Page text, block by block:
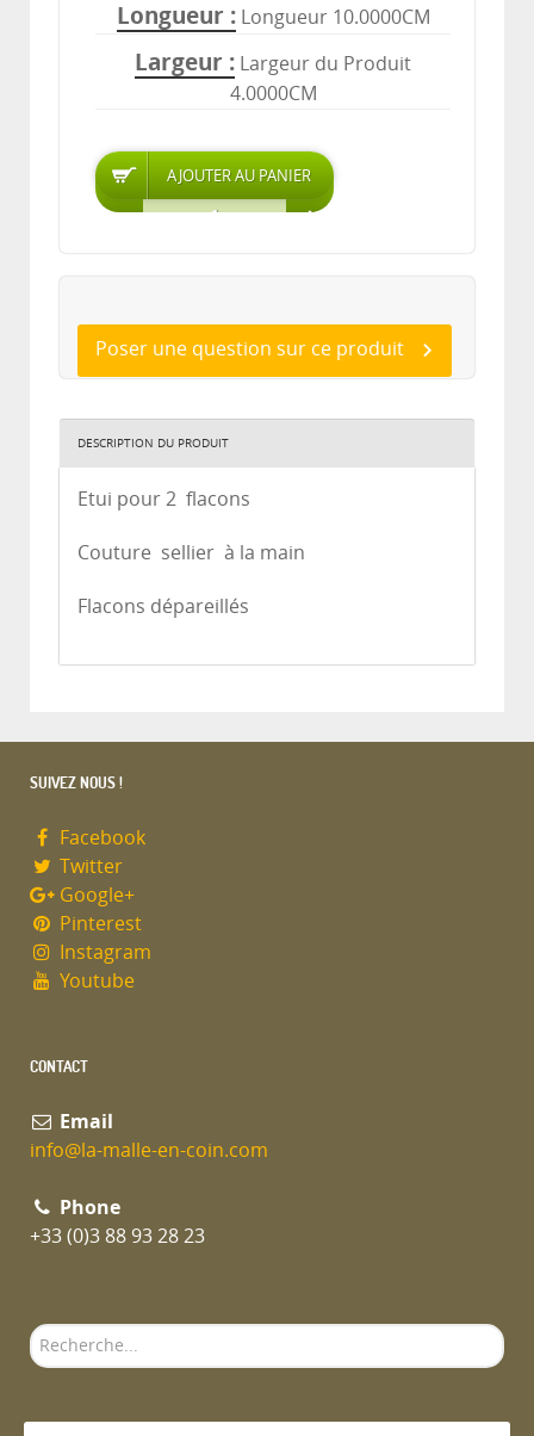
Longueur Longueur 10.0000CM
Largeur
Largeur du Produit
4.0000CM
Poser une question sur ce produit
DESCRIPTION DU PRODUIT
Etui pour 2 flacons
Couture sellier à la main
Flacons dépareillés
SUIVEZ NOUS !
Facebook
Twitter
Google+
Pinterest
Instagram
Youtube
CONTACT
Email
info@la-malle-en-coin.com
Phone
+33 (0)3 88 93 28 23
Rechercher